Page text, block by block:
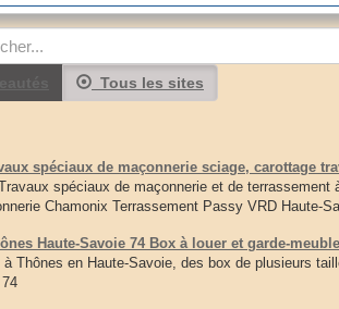
Tous les sites
spéciaux de maçonnerie sciage, carottage
spéciaux de maçonnerie et de
Chamonix Terrassement Passy VRD Haute-
Haute-Savoie 74 Box à louer et garde-meuble
Thônes en Haute-Savoie, des box de plusieurs